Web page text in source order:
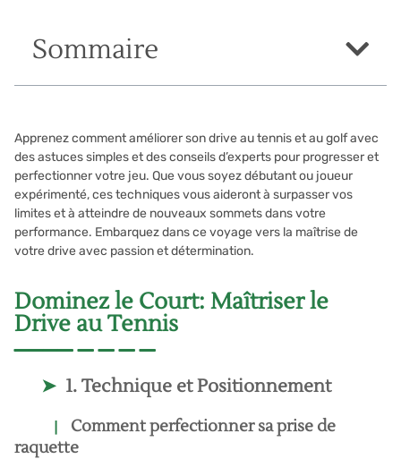
Sommaire
Apprenez comment améliorer son drive au tennis et au golf avec
des astuces simples et des conseils d’experts pour progresser et
perfectionner votre jeu. Que vous soyez débutant ou joueur
expérimenté, ces techniques vous aideront à surpasser vos
limites et à atteindre de nouveaux sommets dans votre
performance. Embarquez dans ce voyage vers la maîtrise de
votre drive avec passion et détermination.
Dominez le Court: Maîtriser le
Drive au Tennis
1. Technique et Positionnement
Comment perfectionner sa prise de
raquette